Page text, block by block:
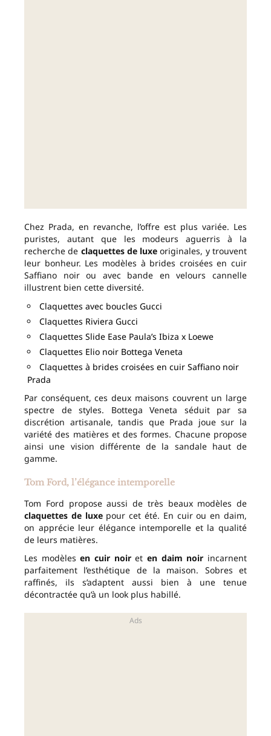
Chez Prada, en revanche, l’offre est plus variée. Les
puristes, autant que les modeurs aguerris à la
recherche de claquettes de luxe originales, y trouvent
leur bonheur. Les modèles à brides croisées en cuir
Saffiano noir ou avec bande en velours cannelle
illustrent bien cette diversité.
Claquettes avec boucles Gucci
Claquettes Riviera Gucci
Claquettes Slide Ease Paula’s Ibiza x Loewe
Claquettes Elio noir Bottega Veneta
Claquettes à brides croisées en cuir Saffiano noir
Prada
Par conséquent, ces deux maisons couvrent un large
spectre de styles. Bottega Veneta séduit par sa
discrétion artisanale, tandis que Prada joue sur la
variété des matières et des formes. Chacune propose
ainsi une vision différente de la sandale haut de
gamme.
Tom Ford, l’élégance intemporelle
Tom Ford propose aussi de très beaux modèles de
claquettes de luxepour cet été. En cuir ou en daim,
on apprécie leur élégance intemporelle et la qualité
de leurs matières.
Les modèlesen cuir noireten daim noir incarnent
parfaitement l’esthétique de la maison. Sobres et
raffinés, ils s’adaptent aussi bien à une tenue
décontractée qu’à un look plus habillé.